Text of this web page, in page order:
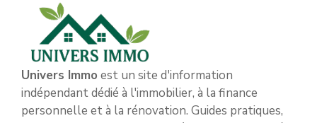
Univers Immo est un site d'information
indépendant dédié à l'immobilier, à la finance
personnelle et à la rénovation. Guides pratiques,